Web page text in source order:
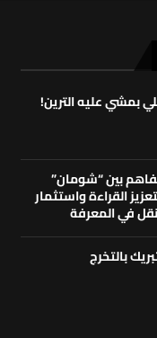
بمشي عليه الترين!
بين “شومان”
القراءة واستثمار
في المعرفة
بالتخرج